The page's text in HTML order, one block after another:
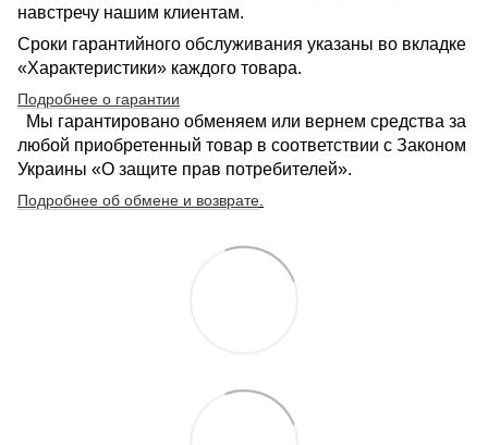
навстречу нашим клиентам.
Сроки гарантийного обслуживания указаны во вкладке
«Характеристики» каждого товара.
Подробнее о гарантии
Мы гарантировано обменяем или вернем средства за
любой приобретенный товар в соответствии с Законом
Украины «О защите прав потребителей».
Подробнее об обмене и возврате